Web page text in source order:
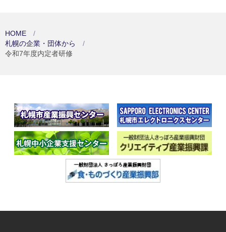
HOME
札幌の企業・団体から
令和7年度内定者研修